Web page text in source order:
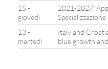
15 -
giovedì
2021-2027:
13 -
martedì
Italy and
blue growth